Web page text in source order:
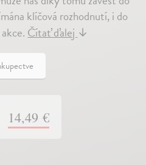
klíčová rozhodnutí, i do
akce.Čítať ďalej↓
14,49 €